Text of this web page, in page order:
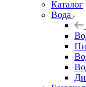
Каталог
Вода